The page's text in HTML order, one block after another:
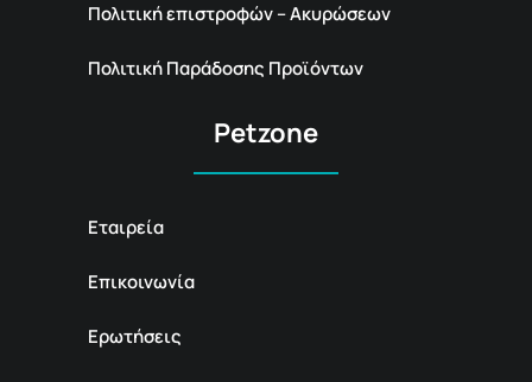
Πολιτική επιστροφών – Ακυρώσεων
Πολιτική Παράδοσης Προϊόντων
Petzone
Εταιρεία
Επικοινωνία
Ερωτήσεις